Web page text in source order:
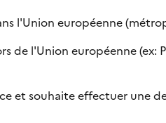
l'Union européenne
de l'Union européenne
et souhaite effectuer une